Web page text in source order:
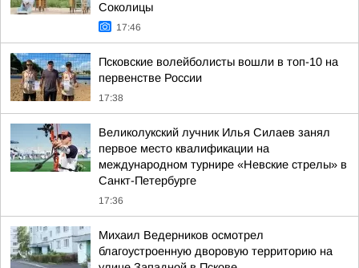
Соколицы
17:46
Псковские волейболисты вошли в топ-10 на
первенстве России
17:38
Великолукский лучник Илья Силаев занял
первое место квалификации на
международном турнире «Невские стрелы» в
Санкт-Петербурге
17:36
Михаил Ведерников осмотрел
благоустроенную дворовую территорию на